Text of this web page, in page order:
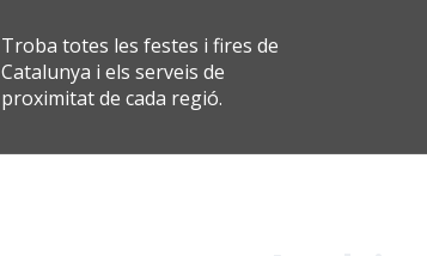
Troba totes les festes i fires de
Catalunya i els serveis de
proximitat de cada regió.